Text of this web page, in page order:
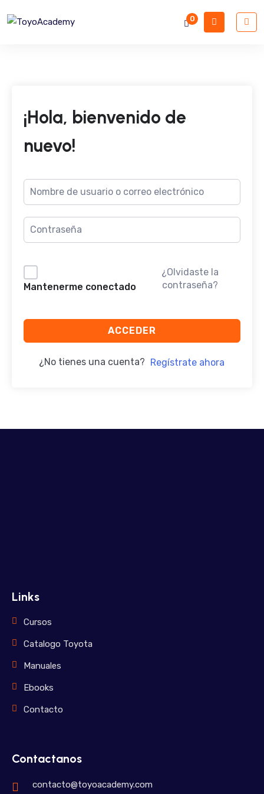
0
¡Hola, bienvenido de
nuevo!
Mantenerme conectado
¿Olvidaste la
contraseña?
ACCEDER
¿No tienes una cuenta? Regístrate ahora
Links
Cursos
Catalogo Toyota
Manuales
Ebooks
Contacto
Contactanos
contacto@toyoacademy.com